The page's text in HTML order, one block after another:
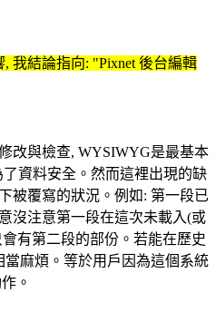
我結論指向: "Pixnet 後台編輯
改與檢查, WYSIWYG是最基本
資料安全。然而這裡出現的缺
被覆寫的狀況。例如: 第一段已
沒注意第一段在這次未載入(或
有第二段的部份。若能在歷史
麻煩。等於用戶因為這個系統
。